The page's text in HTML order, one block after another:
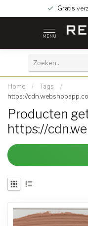
Gratis
MENU
Home / Tags
/
https://
Producten
https://